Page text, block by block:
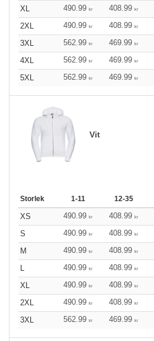
XL
490.99 kr 408.99 kr
2XL
490.99 kr 408.99 kr
3XL
562.99 kr 469.99 kr
4XL
562.99 kr 469.99 kr
5XL
562.99 kr 469.99 kr
Vit
Storlek 1-11 12-35
XS 490.99 kr 408.99 kr
S
490.99 kr 408.99 kr
M
490.99 kr 408.99 kr
L
490.99 kr 408.99 kr
XL
490.99 kr 408.99 kr
2XL
490.99 kr 408.99 kr
3XL
562.99 kr 469.99 kr